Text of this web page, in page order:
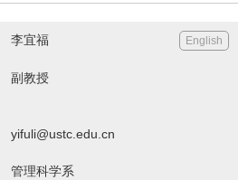
李宜福
副教授
yifuli@ustc.edu.cn
管理科学系
English